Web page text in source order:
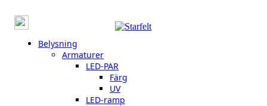
Belysning
Armaturer
LED-PAR
Färg
UV
LED-ramp